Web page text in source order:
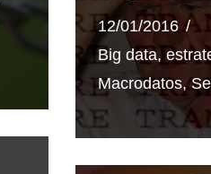
12/01/2016
Big data,
Macrodatos,